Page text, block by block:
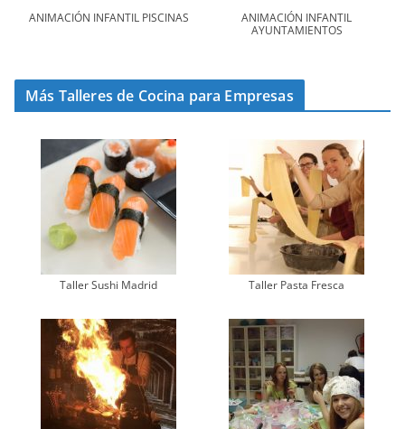
ANIMACIÓN INFANTIL PISCINAS
ANIMACIÓN INFANTIL
AYUNTAMIENTOS
Más Talleres de Cocina para Empresas
Taller Sushi Madrid Taller Pasta Fresca